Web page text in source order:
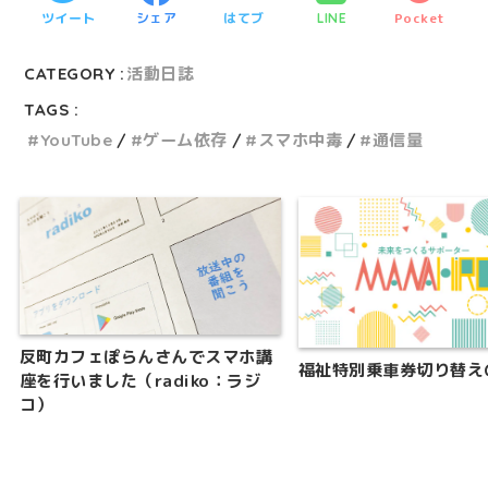
ツイート シェア はてブ LINE Pocket
CATEGORY : 活動日誌
TAGS :
YouTube
ゲーム依存 スマホ中毒 通信量
反町カフェぽらんさんでスマホ講
座を行いました（radiko：ラジ
コ）
福祉特別乗車券切り替